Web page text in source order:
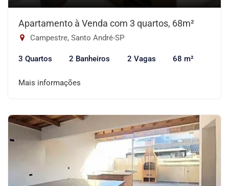
Apartamento à Venda com 3 quartos, 68m²
Campestre, Santo André-SP
3 Quartos 2 Banheiros 2 Vagas 68 m²
Mais informações